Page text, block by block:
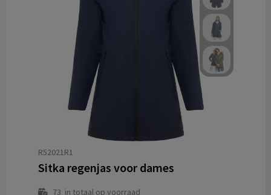
R52021R1
Sitka regenjas voor dames
73 in totaal op voorraad